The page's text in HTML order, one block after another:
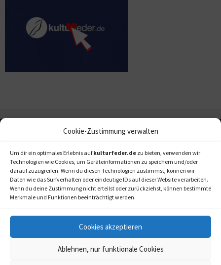
Cookie-Zustimmung verwalten
Um dir ein optimales Erlebnis aufkulturfeder.de zu bieten, verwenden wir
Technologien wie Cookies, um Geräteinformationen zu speichern und/oder
darauf zuzugreifen. Wenn du diesen Technologien zustimmst, können wir
Daten wie das Surfverhalten oder eindeutige IDs auf dieser Website verarbeiten.
Wenn du deine Zustimmung nicht erteilst oder zurückziehst, können bestimmte
Merkmale und Funktionen beeinträchtigt werden.
Cookies akzeptieren
Ablehnen, nur funktionale Cookies